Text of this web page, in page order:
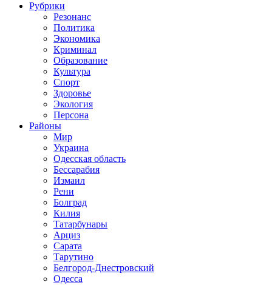
Рубрики
Резонанс
Политика
Экономика
Криминал
Образование
Культура
Спорт
Здоровье
Экология
Персона
Районы
Мир
Украина
Одесская область
Бессарабия
Измаил
Рени
Болград
Килия
Татарбунары
Арциз
Сарата
Тарутино
Белгород-Днестровский
Одесса